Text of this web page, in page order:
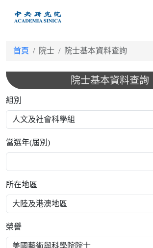
首頁 院士 院士基本資料查詢
院士基本資料查詢
組別
當選年(屆別)
所在地區
榮譽